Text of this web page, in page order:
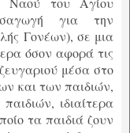
για την
Γονέων), σε μια
όσον αφορά τις
μέσα στο
και των παιδιών,
ιδιαίτερα
τα παιδιά ζουν